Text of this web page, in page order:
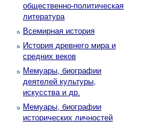
общественно-политическая
литература
Всемирная история
История древнего мира и
средних веков
Мемуары, биографии
деятелей культуры,
искусства и др.
Мемуары, биографии
исторических личностей